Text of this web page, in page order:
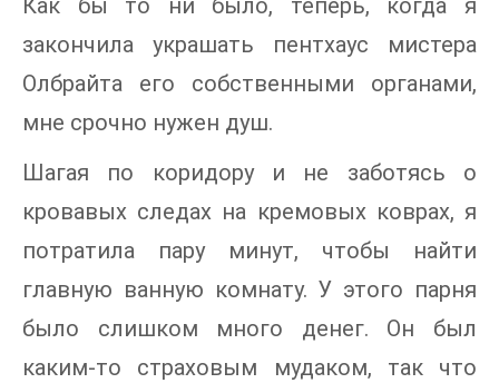
Как бы то ни было, теперь, когда я
закончила украшать пентхаус мистера
Олбрайта его собственными органами,
мне срочно нужен душ.
Шагая по коридору и не заботясь о
кровавых следах на кремовых коврах, я
потратила пару минут, чтобы найти
главную ванную комнату. У этого парня
было слишком много денег. Он был
каким-то страховым мудаком, так что